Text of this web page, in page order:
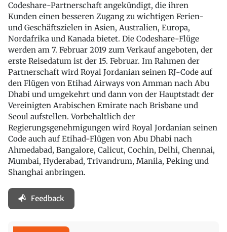
Codeshare-Partnerschaft angekündigt, die ihren
Kunden einen besseren Zugang zu wichtigen Ferien-
und Geschäftszielen in Asien, Australien, Europa,
Nordafrika und Kanada bietet. Die Codeshare-Flüge
werden am 7. Februar 2019 zum Verkauf angeboten, der
erste Reisedatum ist der 15. Februar. Im Rahmen der
Partnerschaft wird Royal Jordanian seinen RJ-Code auf
den Flügen von Etihad Airways von Amman nach Abu
Dhabi und umgekehrt und dann von der Hauptstadt der
Vereinigten Arabischen Emirate nach Brisbane und
Seoul aufstellen. Vorbehaltlich der
Regierungsgenehmigungen wird Royal Jordanian seinen
Code auch auf Etihad-Flügen von Abu Dhabi nach
Ahmedabad, Bangalore, Calicut, Cochin, Delhi, Chennai,
Mumbai, Hyderabad, Trivandrum, Manila, Peking und
Shanghai anbringen.
Feedback